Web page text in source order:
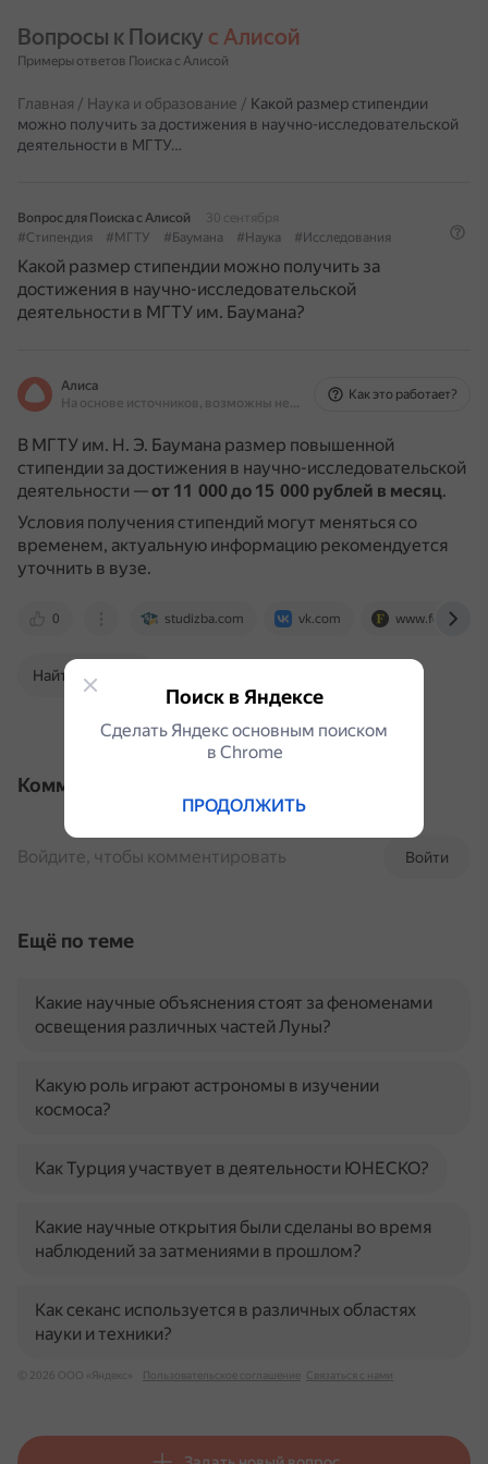
Вопросы к Поиску с Алисой
Примеры ответов Поиска с Алисой
Главная / Наука и образование / Какой размер стипендии
можно получить за достижения в научно-исследовательской
деятельности в МГТУ…
Вопрос для Поиска с Алисой
30 сентября
#Стипендия
#МГТУ #Баумана #Наука #Исследования
Какой размер стипендии можно получить за
достижения в научно-исследовательской
деятельности в МГТУ им. Баумана?
Алиса
На основе источников, возможны неточности
Как это работает?
В МГТУ им. Н. Э. Баумана размер повышенной
стипендии за достижения в научно-исследовательской
деятельности —от 11 000 до 15 000 рублей в месяц.
Условия получения стипендий могут меняться со
временем, актуальную информацию рекомендуется
уточнить в вузе.
0 studizba.com vk.com www.forbes.ru
Найти в Поиске
Комментарии
Войти
Войдите, чтобы комментировать
Ещё по теме
Какие научные объяснения стоят за феноменами
освещения различных частей Луны?
Какую роль играют астрономы в изучении
космоса?
Как Турция участвует в деятельности ЮНЕСКО?
Какие научные открытия были сделаны во время
наблюдений за затмениями в прошлом?
Как секанс используется в различных областях
науки и техники?
© 2026 ООО «Яндекс» Пользовательское соглашение Связаться с нами
Поиск в Яндексе
Сделать Яндекс основным поиском
в Сhrome
ПРОДОЛЖИТЬ